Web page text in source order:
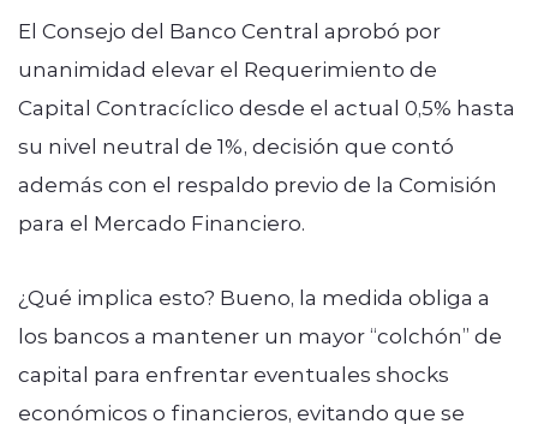
El Consejo del Banco Central aprobó por
unanimidad elevar el Requerimiento de
Capital Contracíclico desde el actual 0,5% hasta
su nivel neutral de 1%, decisión que contó
además con el respaldo previo de la Comisión
para el Mercado Financiero.
¿Qué implica esto? Bueno, la medida obliga a
los bancos a mantener un mayor “colchón” de
capital para enfrentar eventuales shocks
económicos o financieros, evitando que se